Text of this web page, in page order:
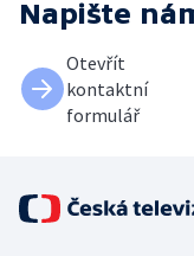
Napište
Otevřít
kontaktní
formulář